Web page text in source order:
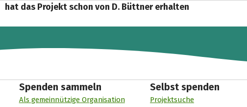
hat das Projekt schon von D. Büttner erhalten
Spenden sammeln
Als gemeinnützige Organisation
Selbst spenden
Projektsuche